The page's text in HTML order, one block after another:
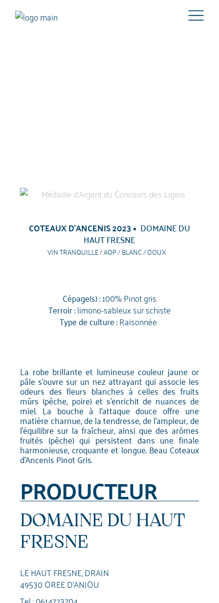
COTEAUX D'ANCENIS 2023 DOMAINE DU
HAUT FRESNE
VIN TRANQUILLE / AOP / BLANC / DOUX
Cépage(s) :100% Pinot gris
Terroir :limono-sableux sur schiste
Type de culture :Raisonnée
La robe brillante et lumineuse couleur jaune or
pâle s'ouvre sur un nez attrayant qui associe les
odeurs des fleurs blanches à celles des fruits
mûrs (pêche, poire) et s'enrichit de nuances de
miel. La bouche à l'attaque douce offre une
matière charnue, de la tendresse, de l'ampleur, de
l'équilibre sur la fraîcheur, ainsi que des arômes
fruités (pêche) qui persistent dans une finale
harmonieuse, croquante et longue. Beau Coteaux
d'Ancenis Pinot Gris.
PRODUCTEUR
DOMAINE DU HAUT
FRESNE
LE HAUT FRESNE, DRAIN
49530 OREE D'ANJOU